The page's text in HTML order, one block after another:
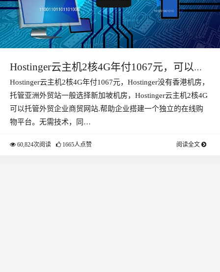
Hostinger云主机2核4G年付1067元，可以托
管外贸企业商贸网站
Hostinger云主机2核4G年付1067元，Hostinger没有香港机房，
托管亚洲外贸站一般选择新加坡机房，Hostinger云主机2核4G
可以托管外贸企业商贸网站.帮助企业搭建一个独立的在线购
物平台。无需技术，同…
60,824次阅读 1665人点赞 阅读全文